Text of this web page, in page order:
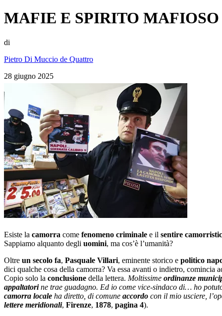
MAFIE E SPIRITO MAFIOSO
di
Pietro Di Muccio de Quattro
28 giugno 2025
Esiste la camorra come fenomeno criminale e il sentire
Sappiamo alquanto degli uomini, ma cos’è l’umanità?
Oltre un secolo fa, Pasquale Villari, eminente storico e politico
dici qualche cosa della camorra? Va essa avanti o indietro, comincia
Copio solo la conclusione della lettera. Moltissime ordinanze
appaltatorine trae guadagno. Ed io come vice-sindaco di… ho
camorra locale ha diretto, di comune accordo con il mio usciere,
lettere meridionali, Firenze, 1878, pagina 4).